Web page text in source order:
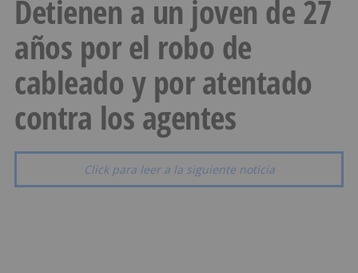
Detienen a un joven de 27
años por el robo de
cableado y por atentado
contra los agentes
Click para leer a la siguiente noticia